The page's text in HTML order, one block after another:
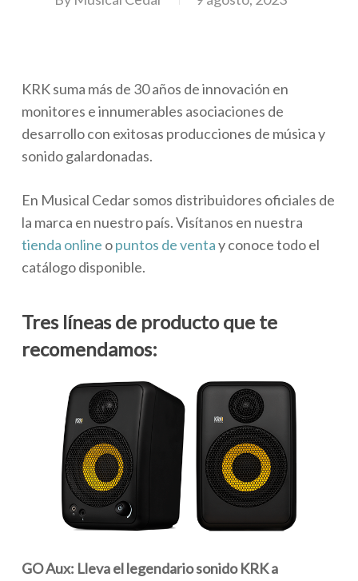
KRK suma más de 30 años de innovación en
monitores e innumerables asociaciones de
desarrollo con exitosas producciones de música y
sonido galardonadas.
En Musical Cedar somos distribuidores oficiales de
la marca en nuestro país. Visítanos en nuestra
tienda online opuntos de ventay conoce todo el
catálogo disponible.
­Tres líneas de producto que te
recomendamos:
GO Aux: Lleva el legendario sonido KRK a